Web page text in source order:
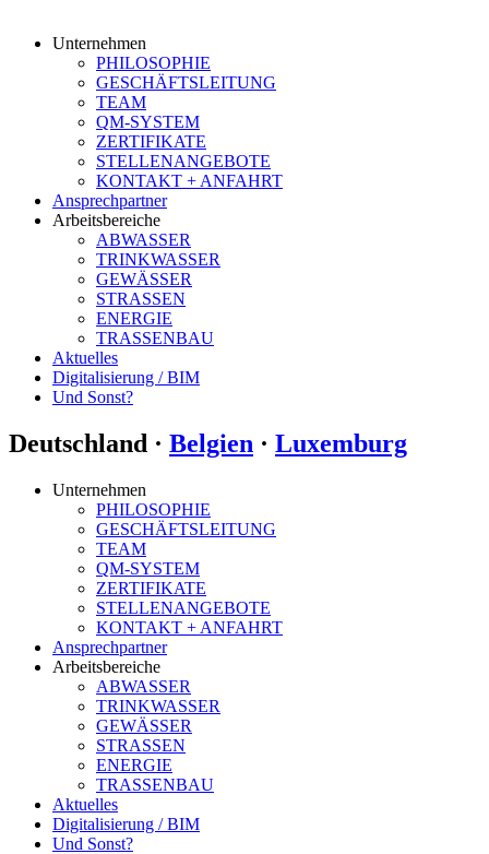
Unternehmen
PHILOSOPHIE
GESCHÄFTSLEITUNG
TEAM
QM-SYSTEM
ZERTIFIKATE
STELLENANGEBOTE
KONTAKT + ANFAHRT
Ansprechpartner
Arbeitsbereiche
ABWASSER
TRINKWASSER
GEWÄSSER
STRASSEN
ENERGIE
TRASSENBAU
Aktuelles
Digitalisierung / BIM
Und Sonst?
Deutschland · Belgien · Luxemburg
Unternehmen
PHILOSOPHIE
GESCHÄFTSLEITUNG
TEAM
QM-SYSTEM
ZERTIFIKATE
STELLENANGEBOTE
KONTAKT + ANFAHRT
Ansprechpartner
Arbeitsbereiche
ABWASSER
TRINKWASSER
GEWÄSSER
STRASSEN
ENERGIE
TRASSENBAU
Aktuelles
Digitalisierung / BIM
Und Sonst?